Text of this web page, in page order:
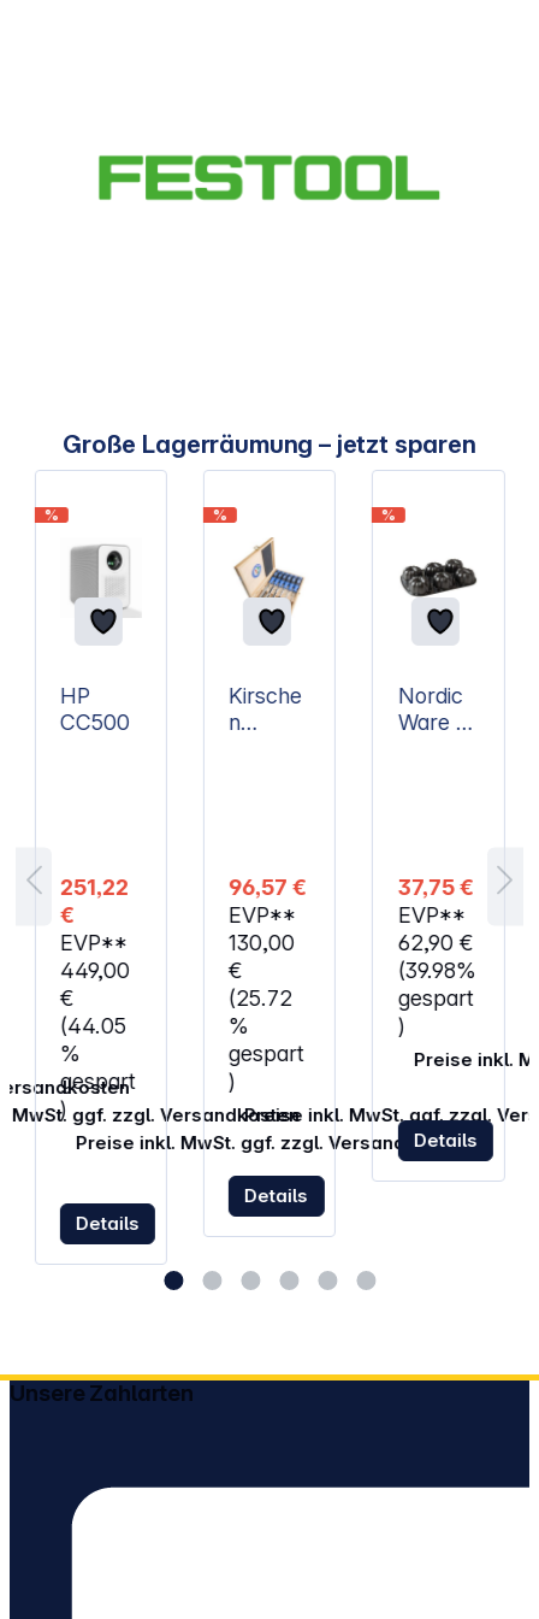
Große Lagerräumung – jetzt sparen
MwSt. ggf. zzgl. Versandkosten
%
HP
CC500
251,22
€
EVP**
449,00
€
(44.05
%
gespart
)
Preise inkl. MwSt. ggf. zzgl. Versandkosten
Details
%
Kirsche
n
Holzkas
ten
96,57 €
EVP**
130,00
€
(25.72
%
gespart
)
Preise inkl. MwSt. ggf. zzgl.
Details
%
Nordic
Ware -
37,75 €
EVP**
62,90 €
(39.98%
gespart
)
Preise inkl.
Details
Unsere Zahlarten